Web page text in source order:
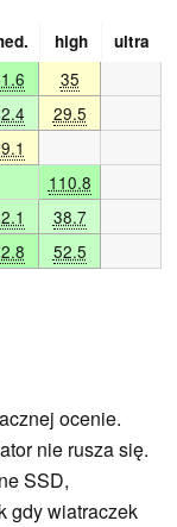
high
ultra
35
29.5
110.8
38.7
52.5
ocenie.
nie rusza się.
SSD,
gdy wiatraczek